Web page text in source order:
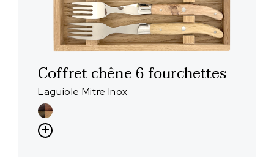
Coffret chêne 6 fourchettes
Laguiole Mitre Inox